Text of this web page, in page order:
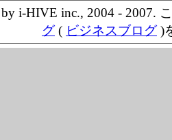
by i-HIVE inc., 2004 - 2007.
グ( ビジネスブログ)